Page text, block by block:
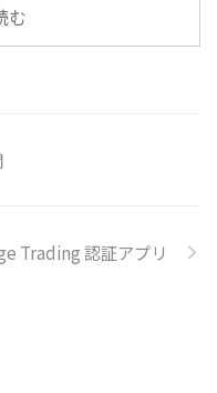
む
Trading 認証アプリ